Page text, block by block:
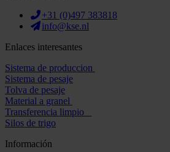
+31 (0)497 383818
info@kse.nl
Enlaces interesantes
Sistema de produccion
Sistema de pesaje
Tolva de pesaje
Material a granel
Transferencia limpio
Silos de trigo
Información